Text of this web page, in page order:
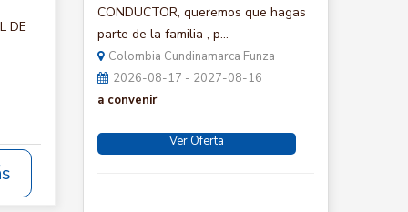
DE
CONDUCTOR, queremos que hagas
parte de la familia , p...
Colombia Cundinamarca Funza
2026-08-17 - 2027-08-16
a convenir
Ver Oferta